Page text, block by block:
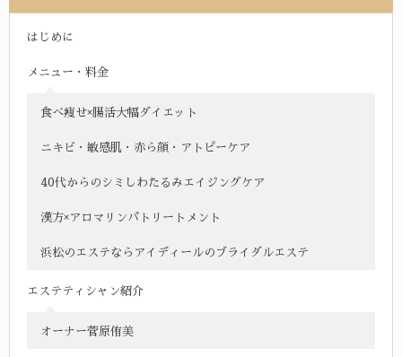
はじめに
メニュー・料金
食べ痩せ×腸活大幅ダイエット
ニキビ・敏感肌・赤ら顔・アトピーケア
40代からのシミしわたるみエイジングケア
漢方×アロマリンパトリートメント
浜松のエステならアイディールのブライダルエステ
エステティシャン紹介
オーナー菅原侑美